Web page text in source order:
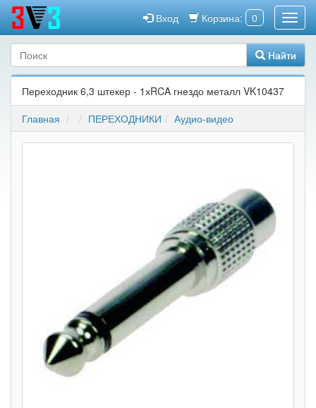
Корзина: 0
Вход
Найти
Переходник 6,3 штекер - 1хRCA гнездо металл VK10437
Главная
ПЕРЕХОДНИКИ Аудио-видео